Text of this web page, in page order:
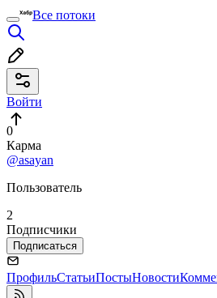
Все потоки
Войти
0
Карма
@asayan
Пользователь
2
Подписчики
Подписаться
ПрофильСтатьиПостыНовости